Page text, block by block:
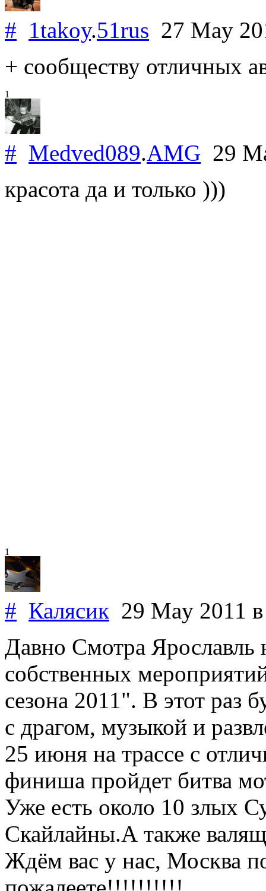
# 1takoy.51rus 27 May
+ сообществу отличных
1
# Medved089.AMG 29
красота да и только )))
1
# Калясик 29 May 2011
Давно Смотра Ярославль
собственных
сезона 2011". В этот раз
с драгом, музыкой и
25 июня на трассе с
финиша пройдет битва
Уже есть около 10 злых
Скайлайны.А также
Ждём вас у нас, Москва